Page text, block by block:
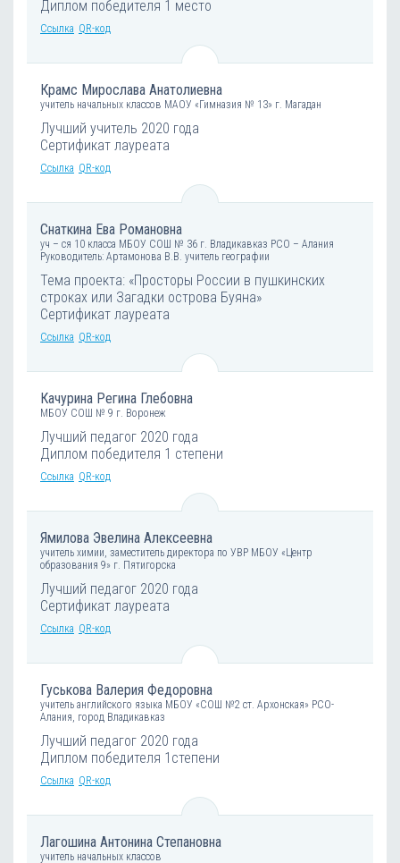
Диплом победителя 1 место
Ссылка QR-код
Крамс Мирослава Анатолиевна
учитель начальных классов МАОУ «Гимназия № 13» г. Магадан
Лучший учитель 2020 года
Сертификат лауреата
Ссылка QR-код
Снаткина Ева Романовна
уч – ся 10 класса МБОУ СОШ № 36 г. Владикавказ РСО – Алания
Руководитель: Артамонова В.В. учитель географии
Тема проекта: «Просторы России в пушкинских
строках или Загадки острова Буяна»
Сертификат лауреата
Ссылка QR-код
Качурина Регина Глебовна
МБОУ СОШ № 9 г. Воронеж
Лучший педагог 2020 года
Диплом победителя 1 степени
Ссылка QR-код
Ямилова Эвелина Алексеевна
учитель химии, заместитель директора по УВР МБОУ «Центр
образования 9» г. Пятигорска
Лучший педагог 2020 года
Сертификат лауреата
Ссылка QR-код
Гуськова Валерия Федоровна
учитель английского языка МБОУ «СОШ №2 ст. Архонская» РСО-
Алания, город Владикавказ
Лучший педагог 2020 года
Диплом победителя 1степени
Ссылка QR-код
Лагошина Антонина Степановна
учитель начальных классов